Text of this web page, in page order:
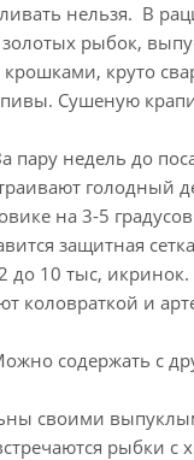
нельзя. В
рыбок,
круто
Сушеную
недель до
голодный
на 3-5
защитная
до 10 тыс,
коловраткой и
содержать с
своими
рыбки